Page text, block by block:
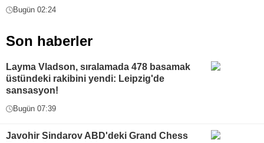
Bugün 02:24
Son haberler
Layma Vladson, sıralamada 478 basamak
üstündeki rakibini yendi: Leipzig'de
sansasyon!
Bugün 07:39
Javohir Sindarov ABD'deki Grand Chess